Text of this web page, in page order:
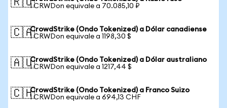
🇷🇺1 CRWDon equivale a 70.085,10 ₽
🇨🇦CrowdStrike (Ondo Tokenized) a Dólar canadiense
1 CRWDon equivale a 1198,30 $
🇦🇺CrowdStrike (Ondo Tokenized) a Dólar australiano
1 CRWDon equivale a 1217,44 $
🇨🇭CrowdStrike (Ondo Tokenized) a Franco Suizo
1 CRWDon equivale a 694,13 CHF